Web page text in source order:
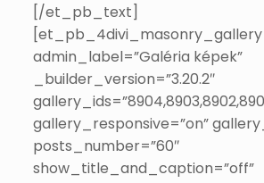
[/et_pb_text]
[et_pb_4divi_masonry_gallery
admin_label=”Galéria képek”
_builder_version=”3.20.2″
gallery_responsive=”on”
posts_number=”60″
show_title_and_caption=”off”